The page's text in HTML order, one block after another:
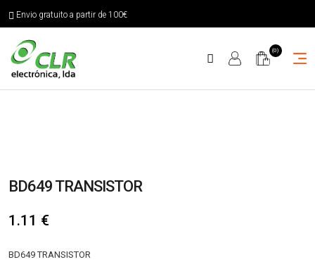
Envio gratuito a partir de 100€
(0)
BD649 TRANSISTOR
1.11 €
BD649 TRANSISTOR